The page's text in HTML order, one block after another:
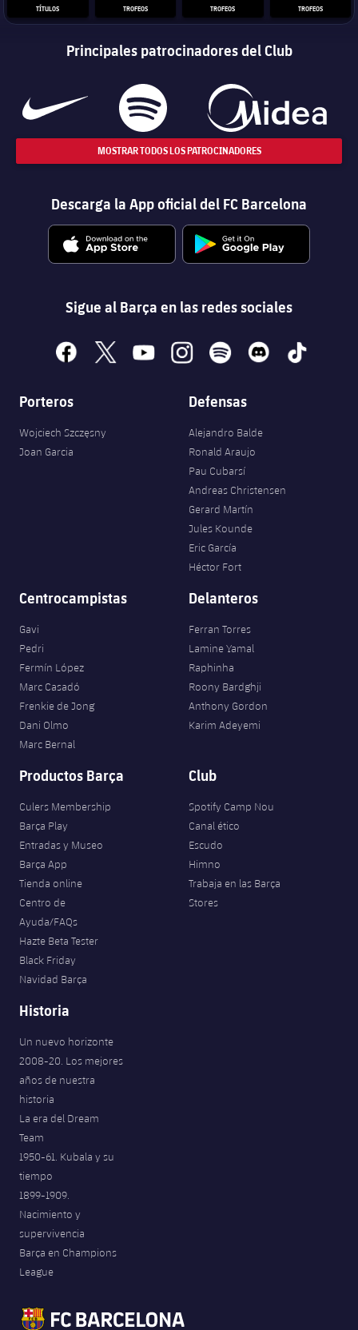
TÍTULOS TROFEOS TROFEOS TROFEOS
Principales patrocinadores del Club
MOSTRAR TODOS LOS PATROCINADORES
Descarga la App oficial del FC Barcelona
Sigue al Barça en las redes sociales
facebook
x youtubeinstagramspotify discord tiktok
Porteros
Wojciech Szczęsny
Joan Garcia
Defensas
Alejandro Balde
Ronald Araujo
Pau Cubarsí
Andreas Christensen
Gerard Martín
Jules Kounde
Eric García
Héctor Fort
Centrocampistas
Gavi
Pedri
Fermín López
Marc Casadó
Frenkie de Jong
Dani Olmo
Marc Bernal
Delanteros
Ferran Torres
Lamine Yamal
Raphinha
Roony Bardghji
Anthony Gordon
Karim Adeyemi
Productos Barça
Culers Membership
Barça Play
Entradas y Museo
Barça App
Tienda online
Centro de
Ayuda/FAQs
Hazte Beta Tester
Black Friday
Navidad Barça
Club
Spotify Camp Nou
Canal ético
Escudo
Himno
Trabaja en las Barça
Stores
Historia
Un nuevo horizonte
2008-20. Los mejores
años de nuestra
historia
La era del Dream
Team
1950-61. Kubala y su
tiempo
1899-1909.
Nacimiento y
supervivencia
Barça en Champions
League